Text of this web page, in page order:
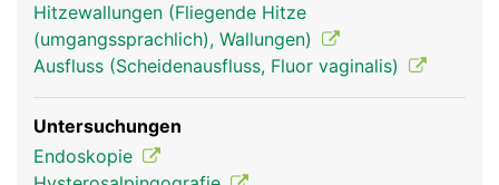
Hitzewallungen (Fliegende Hitze
(umgangssprachlich), Wallungen)
Ausfluss (Scheidenausfluss, Fluor vaginalis)
Untersuchungen
Endoskopie